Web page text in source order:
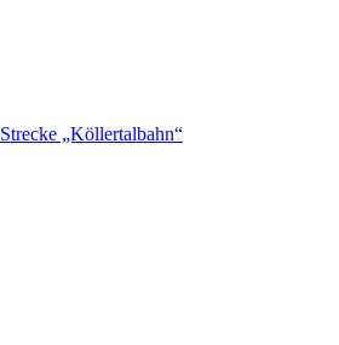
Strecke „Köllertalbahn“